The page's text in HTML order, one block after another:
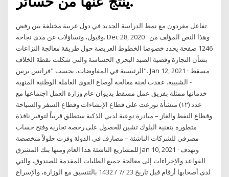
تفاعل مغردون مع نمط الدراسة الجديد في دول عربية مختلفة بين رفض
وقبول، وتساؤلات عن مدى نجاحه. Dec 28, 2020 · وهذا النص المؤلف من
1246 صفحة يحدد خصوصا الخطوط العريضة حول طريقة معالجة النزاعات
بشأن التجارة وقضية الصيد البحري الحساسة والتي شكلت نقطة الخلاف
الرئيسية في المفاوضات، بحسب "فرانس برس". Jan 12, 2021 · مسقط
- الشبيبة. عقدت لجنة معالجة أوضاع القوى العاملة الوطنية المنهية
خدماتها ممثلة بفريق عمل مسقط بديوان عام وزارة العمل اجتماعها مع
عدد (١٢) منشأة توزعت على قطاع الإنشاءات وقطاع السفر والسياحة
وقطاع النفط والغاز – مبادرة نوعية لدبي الذكية ستطلق قريباً لتوفير نافذة
متطورة بتقنية البلوك تشين للحصول على رخصة تجارية وفتح حساب
مصرفي للشركات الناشئة – مصارف في الدولة وفرت حلولاً متخصصة
للمشاريع الناشئة هذا العام ومنها بنك المشرق Jan 10, 2021 · وتهدف
القواعد والإجراءات إلى معالجة جميع الطلبات المقدمة للصندوق، والتي
لدى أصحابها أرقام قبل تاریخ 23 /‏‏7 /‏‏ 1432 بالتنسيق مع الوزارة، والإسراع